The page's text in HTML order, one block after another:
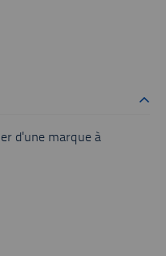
d'une marque à